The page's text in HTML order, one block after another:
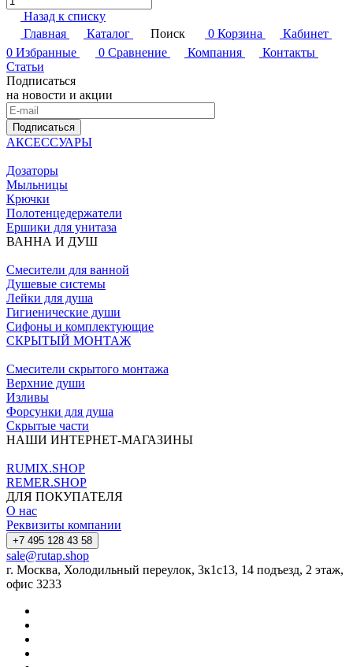
Назад к списку
Главная
Каталог Поиск 0 Корзина
Кабинет
0 Избранные 0 Сравнение Компания
Контакты
Статьи
Подписаться
на новости и акции
Подписаться
АКСЕССУАРЫ
Дозаторы
Мыльницы
Крючки
Полотенцедержатели
Ершики для унитаза
ВАННА И ДУШ
Смесители для ванной
Душевые системы
Лейки для душа
Гигиенические души
Сифоны и комплектующие
СКРЫТЫЙ МОНТАЖ
Смесители скрытого монтажа
Верхние души
Изливы
Форсунки для душа
Скрытые части
НАШИ ИНТЕРНЕТ-МАГАЗИНЫ
RUMIX.SHOP
REMER.SHOP
ДЛЯ ПОКУПАТЕЛЯ
О нас
Реквизиты компании
+7 495 128 43 58
sale@rutap.shop
г. Москва, Холодильный переулок, 3к1с13, 14 подъезд, 2 этаж,
офис 3233